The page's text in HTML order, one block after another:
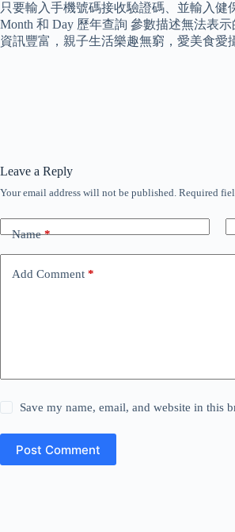
只要輸入手機號碼接收驗證碼、並輸入健
Month 和 Day 歷年查詢 參數描述無法表
資訊豐富，親子生活樂趣無窮，愛美食愛
Leave a Reply
Your email address will not be published. Required
Name*
Add Comment *
Save my name, email, and website in this
Post Comment